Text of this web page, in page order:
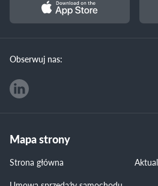
Obserwuj nas:
Mapa strony
Strona główna